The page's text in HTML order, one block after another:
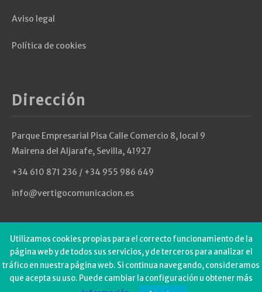
Aviso legal
Política de cookies
Dirección
Parque Empresarial Pisa Calle Comercio 8, local 9
Mairena del Aljarafe, Sevilla, 41927
+34 610 871 236 / +34 955 986 649
info@vertigocomunicacion.es
Últimos Tweets
Could not authenticate you.
Utilizamos cookies propias para el correcto funcionamiento de la
página web y de todos sus servicios, y de terceros para analizar el
tráfico en nuestra página web. Si continua navegando, consideramos
que acepta su uso. Puede cambiar la configuración u obtener más